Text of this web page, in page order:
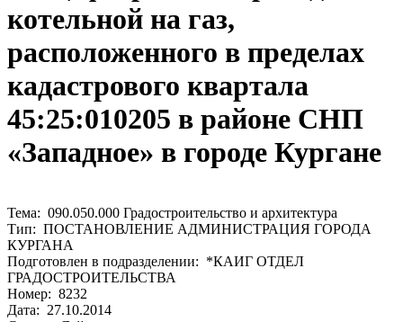
котельной на газ,
расположенного в пределах
кадастрового квартала
45:25:010205 в районе СНП
«Западное» в городе Кургане
Тема: 090.050.000 Градостроительство и архитектура
Тип: ПОСТАНОВЛЕНИЕ АДМИНИСТРАЦИЯ ГОРОДА
КУРГАНА
Подготовлен в подразделении: *КАИГ ОТДЕЛ
ГРАДОСТРОИТЕЛЬСТВА
Номер: 8232
Дата: 27.10.2014